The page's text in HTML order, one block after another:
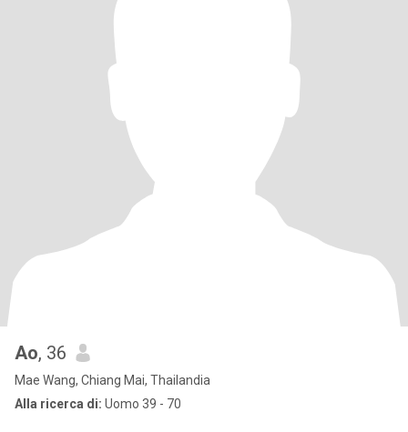
Ao, 36
Mae Wang, Chiang Mai, Thailandia
Alla ricerca di: Uomo 39 - 70